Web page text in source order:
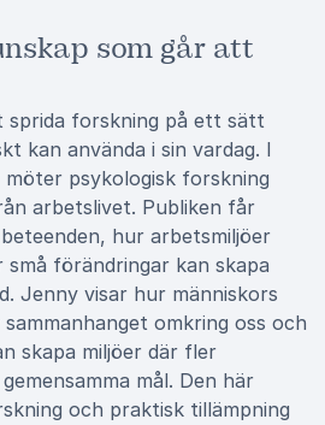
som går att
forskning på ett sätt
kan använda i sin vardag. I
psykologisk forskning
arbetslivet. Publiken får
hur arbetsmiljöer
förändringar kan skapa
Jenny visar hur människors
omkring oss och
skapa miljöer där fler
mål. Den här
och praktisk tillämpning